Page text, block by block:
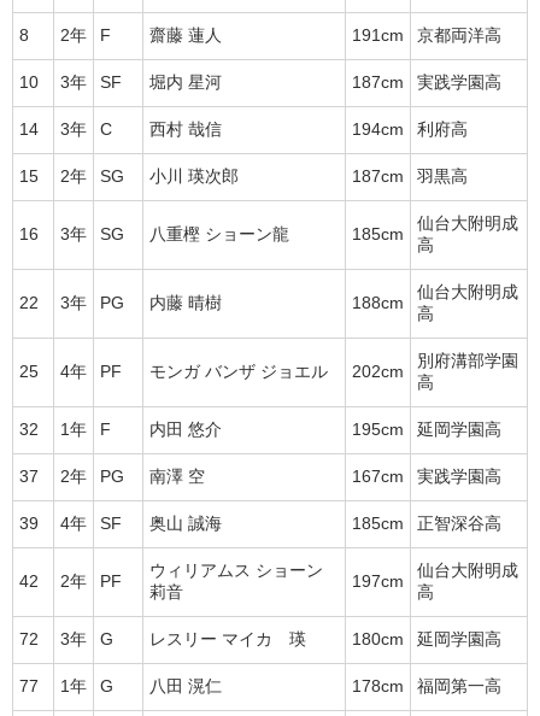
8 2年 F 齋藤 蓮人 191cm 京都両洋高
10 3年 SF 堀内 星河 187cm 実践学園高
14 3年 C 西村 哉信 194cm 利府高
15 2年 SG 小川 瑛次郎 187cm 羽黒高
16 3年 SG 八重樫 ショーン龍 185cm
仙台大附明成
高
22 3年 PG 内藤 晴樹 188cm
仙台大附明成
高
25 4年 PF モンガ バンザ ジョエル 202cm
別府溝部学園
高
32 1年 F 内田 悠介 195cm 延岡学園高
37 2年 PG 南澤 空 167cm 実践学園高
39 4年 SF 奥山 誠海 185cm 正智深谷高
42 2年 PF
ウィリアムス ショーン
莉音
197cm
仙台大附明成
高
72 3年 G レスリー マイカ 瑛 180cm 延岡学園高
77 1年 G 八田 滉仁 178cm 福岡第一高